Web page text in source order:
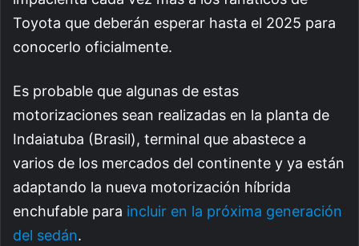
Toyota que deberán esperar hasta el 2025 para
conocerlo oficialmente.
Es probable que algunas de estas
motorizaciones sean realizadas en la planta de
Indaiatuba (Brasil), terminal que abastece a
varios de los mercados del continente y ya están
adaptando la nueva motorización híbrida
enchufable para incluir en la próxima generación
del sedán.